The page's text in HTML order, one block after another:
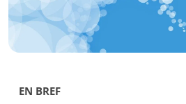
EN BREF